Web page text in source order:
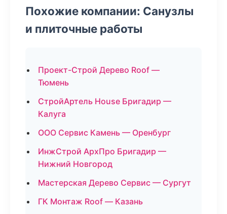
Похожие компании: Санузлы
и плиточные работы
Проект-Строй Дерево Roof —
Тюмень
СтройАртель House Бригадир —
Калуга
ООО Сервис Камень — Оренбург
ИнжСтрой АрхПро Бригадир —
Нижний Новгород
Мастерская Дерево Сервис — Сургут
ГК Монтаж Roof — Казань